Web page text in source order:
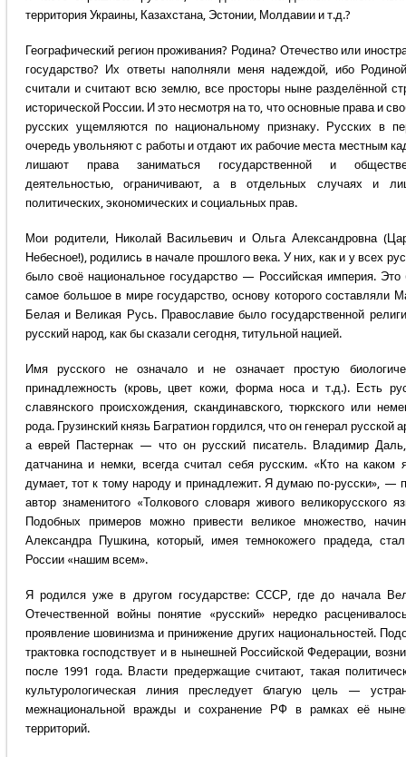
территория Украины, Казахстана, Эстонии, Молдавии и т.д.?
Географический регион проживания? Родина? Отечество или
государство? Их ответы наполняли меня надеждой, ибо
считали и считают всю землю, все просторы ныне разделённой
исторической России. И это несмотря на то, что основные права и
русских ущемляются по национальному признаку. Русских в
очередь увольняют с работы и отдают их рабочие места местным
лишают права заниматься государственной и
деятельностью, ограничивают, а в отдельных случаях и
политических, экономических и социальных прав.
Мои родители, Николай Васильевич и Ольга Александровна
Небесное!), родились в начале прошлого века. У них, как и у всех
было своё национальное государство — Российская империя. Это
самое большое в мире государство, основу которого составляли
Белая и Великая Русь. Православие было государственной
русский народ, как бы сказали сегодня, титульной нацией.
Имя русского не означало и не означает простую
принадлежность (кровь, цвет кожи, форма носа и т.д.). Есть
славянского происхождения, скандинавского, тюркского или
рода. Грузинский князь Багратион гордился, что он генерал русской
а еврей Пастернак — что он русский писатель. Владимир
датчанина и немки, всегда считал себя русским. «Кто на каком
думает, тот к тому народу и принадлежит. Я думаю по-русски», —
автор знаменитого «Толкового словаря живого великорусского
Подобных примеров можно привести великое множество,
Александра Пушкина, который, имея темнокожего прадеда,
России «нашим всем».
Я родился уже в другом государстве: СССР, где до начала
Отечественной войны понятие «русский» нередко
проявление шовинизма и принижение других национальностей.
трактовка господствует и в нынешней Российской Федерации,
после 1991 года. Власти предержащие считают, такая
культурологическая линия преследует благую цель —
межнациональной вражды и сохранение РФ в рамках её
территорий.